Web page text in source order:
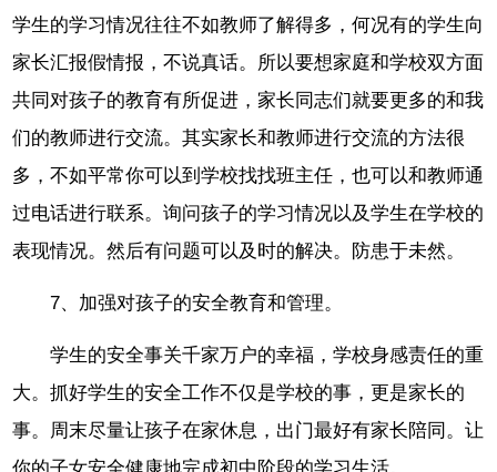
学生的学习情况往往不如教师了解得多，何况有的学生向
家长汇报假情报，不说真话。所以要想家庭和学校双方面
共同对孩子的教育有所促进，家长同志们就要更多的和我
们的教师进行交流。其实家长和教师进行交流的方法很
多，不如平常你可以到学校找找班主任，也可以和教师通
过电话进行联系。询问孩子的学习情况以及学生在学校的
表现情况。然后有问题可以及时的解决。防患于未然。
7、加强对孩子的安全教育和管理。
学生的安全事关千家万户的幸福，学校身感责任的重
大。抓好学生的安全工作不仅是学校的事，更是家长的
事。周末尽量让孩子在家休息，出门最好有家长陪同。让